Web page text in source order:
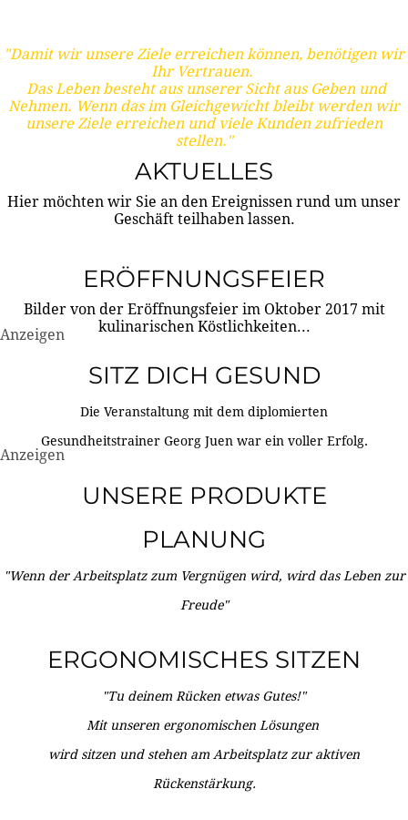
"Damit wir unsere Ziele erreichen können, benötigen wir
Ihr Vertrauen.
Das Leben besteht aus unserer Sicht aus Geben und
Nehmen. Wenn das im Gleichgewicht bleibt werden wir
unsere Ziele erreichen und viele Kunden zufrieden
stellen."
AKTUELLES
Hier möchten wir Sie an den Ereignissen rund um unser
Geschäft teilhaben lassen.
ERÖFFNUNGSFEIER
Bilder von der Eröffnungsfeier im Oktober 2017 mit
kulinarischen Köstlichkeiten...
Anzeigen
SITZ DICH GESUND
Die Veranstaltung mit dem diplomierten
Gesundheitstrainer Georg Juen war ein voller Erfolg.
Anzeigen
UNSERE PRODUKTE
PLANUNG
"Wenn der Arbeitsplatz zum Vergnügen wird, wird das Leben zur
Freude"
ERGONOMISCHES SITZEN
"Tu deinem Rücken etwas Gutes!"
Mit unseren ergonomischen Lösungen
wird sitzen und stehen am Arbeitsplatz zur aktiven
Rückenstärkung.